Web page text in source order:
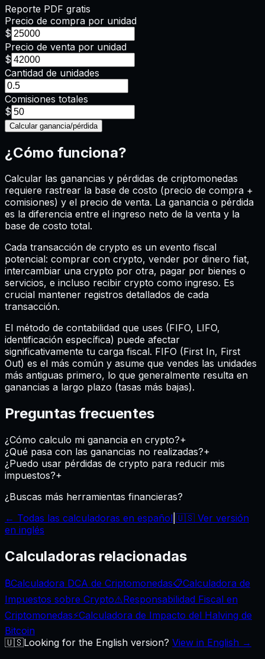
Reporte PDF gratis
Precio de compra por unidad
$
Precio de venta por unidad
$
Cantidad de unidades
Comisiones totales
$
Calcular ganancia/pérdida
¿Cómo funciona?
Calcular las ganancias y pérdidas de criptomonedas
requiere rastrear la base de costo (precio de compra +
comisiones) y el precio de venta. La ganancia o pérdida
es la diferencia entre el ingreso neto de la venta y la
base de costo total.
Cada transacción de crypto es un evento fiscal
potencial: comprar con crypto, vender por dinero fiat,
intercambiar una crypto por otra, pagar por bienes o
servicios, e incluso recibir crypto como ingreso. Es
crucial mantener registros detallados de cada
transacción.
El método de contabilidad que uses (FIFO, LIFO,
identificación específica) puede afectar
significativamente tu carga fiscal. FIFO (First In, First
Out) es el más común y asume que vendes las unidades
más antiguas primero, lo que generalmente resulta en
ganancias a largo plazo (tasas más bajas).
Preguntas frecuentes
¿Cómo calculo mi ganancia en crypto?+
¿Qué pasa con las ganancias no realizadas?+
¿Puedo usar pérdidas de crypto para reducir mis
impuestos?+
¿Buscas más herramientas financieras?
← Todas las calculadoras en español 🇺🇸 Ver versión
en inglés
Calculadoras relacionadas
₿Calculadora DCA de Criptomonedas📋Calculadora de
Impuestos sobre Crypto⚠️Responsabilidad Fiscal en
Criptomonedas⚡Calculadora de Impacto del Halving de
Bitcoin
🇺🇸Looking for the English version? View in English →